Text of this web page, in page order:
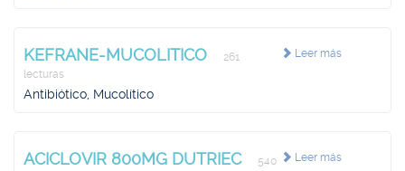
Leer más
KEFRANE-MUCOLITICO
261
lecturas
Antibiótico, Mucolítico
Leer más
ACICLOVIR 800MG DUTRIEC
540